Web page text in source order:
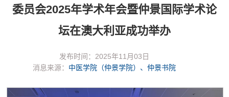
委员会2025年学术年会暨仲景国际学术论
坛在澳大利亚成功举办
发布时间：2025年11月03日
消息来源： 中医学院（仲景学院）、仲景书院